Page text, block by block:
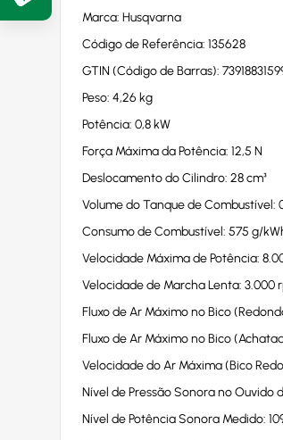
Marca: Husqvarna
Código de Referência: 135628
GTIN (Código de Barras):
Peso: 4,26 kg
Potência: 0,8 kW
Força Máxima da Potência: 12,5 N
Deslocamento do Cilindro: 28 cm³
Volume do Tanque de Combustível:
Consumo de Combustível: 575 g/
Velocidade Máxima de Potência:
Velocidade de Marcha Lenta: 3.000
Fluxo de Ar Máximo no Bico
Fluxo de Ar Máximo no Bico
Velocidade do Ar Máxima (Bico
Nível de Pressão Sonora no Ouvido
Nível de Potência Sonora Medido: